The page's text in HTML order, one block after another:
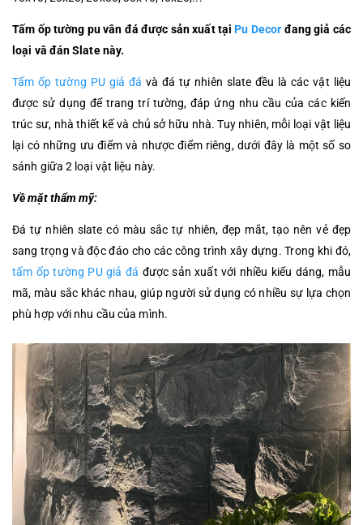
Tấm ốp tường pu vân đá được sản xuất tạiPu Decor đang giả các
loại vâ đán Slate này.
Tấm ốp tường PU giả đá và đá tự nhiên slate đều là các vật liệu
được sử dụng để trang trí tường, đáp ứng nhu cầu của các kiến
trúc sư, nhà thiết kế và chủ sở hữu nhà. Tuy nhiên, mỗi loại vật liệu
lại có những ưu điểm và nhược điểm riêng, dưới đây là một số so
sánh giữa 2 loại vật liệu này.
Về mặt thẩm mỹ:
Đá tự nhiên slate có màu sắc tự nhiên, đẹp mắt, tạo nên vẻ đẹp
sang trọng và độc đáo cho các công trình xây dựng. Trong khi đó,
tấm ốp tường PU giả đá được sản xuất với nhiều kiểu dáng, mẫu
mã, màu sắc khác nhau, giúp người sử dụng có nhiều sự lựa chọn
phù hợp với nhu cầu của mình.